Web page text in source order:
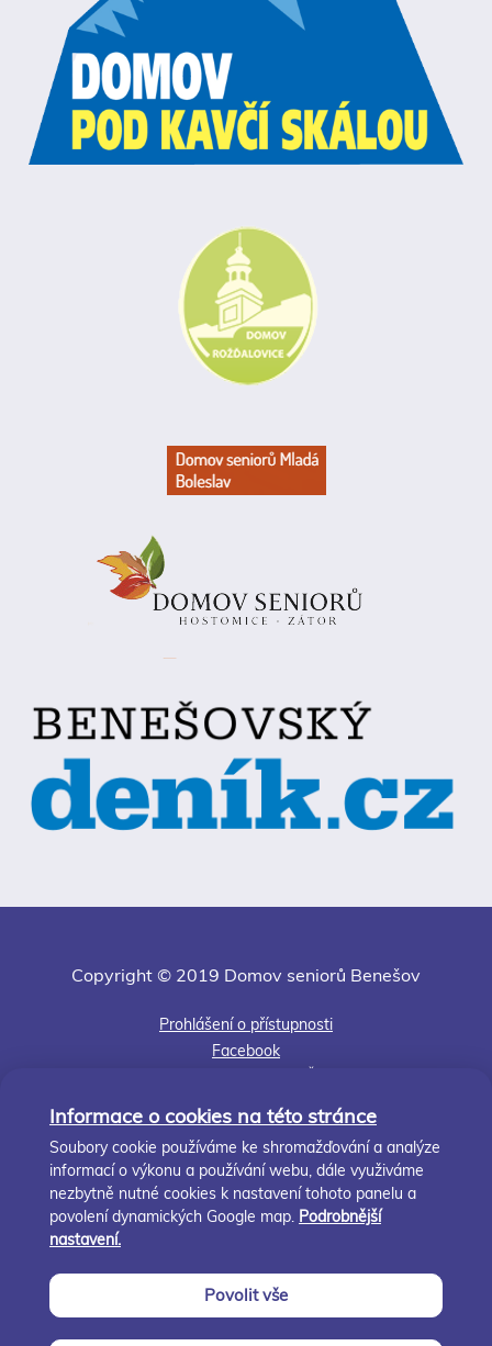
Informace o cookies na této stránce
Soubory cookie používáme ke shromažďování a analýze
informací o výkonu a používání webu, dále využiváme
nezbytně nutné cookies k nastavení tohoto panelu a
povolení dynamických Google map. Podrobnější
nastavení.
Povolit vše
Copyright © 2019 Domov seniorů Benešov
Prohlášení o přístupnosti
Facebook
Kudy k nám
Středočeský kraj
Nastavení cookies
Zásady cookies
info@ds-benesov.cz